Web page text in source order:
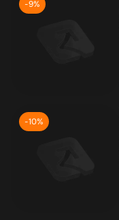
-9%
-10%